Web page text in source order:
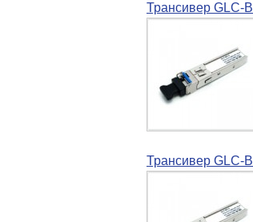
Трансивер GLC-
Трансивер GLC-